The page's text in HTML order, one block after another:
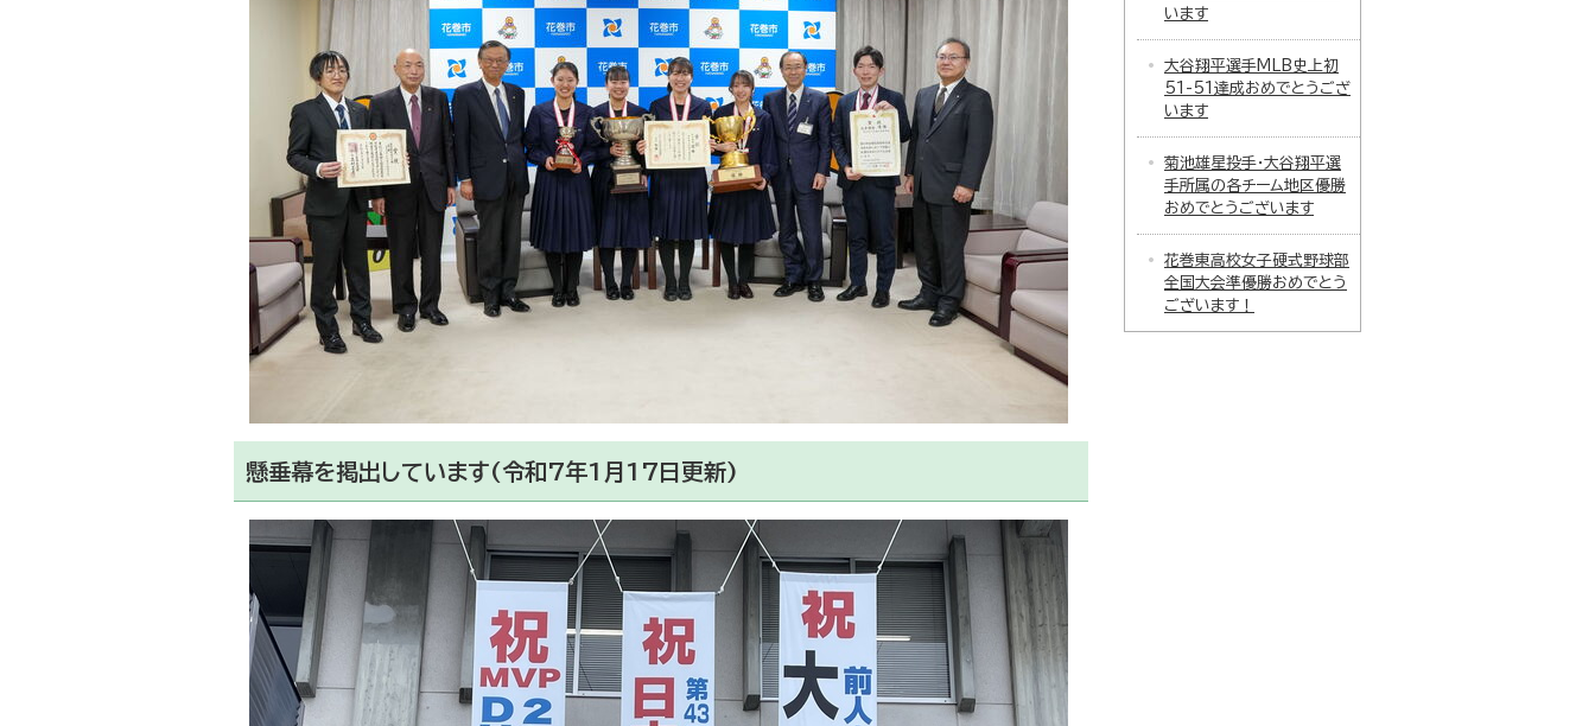
懸垂幕を掲出しています(令和7年1月17日更新)
います
大谷翔平選手MLB史上初
51-51達成おめでとうござ
います
菊池雄星投手・大谷翔平選
手所属の各チーム地区優勝
おめでとうございます
花巻東高校女子硬式野球部
全国大会準優勝おめでとう
ございます！